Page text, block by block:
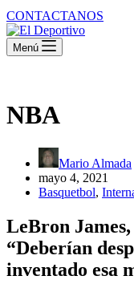
CONTACTANOS
Menú
NBA
Mario Almada
mayo 4, 2021
Basquetbol,
LeBron
“Deberían
inventado esa